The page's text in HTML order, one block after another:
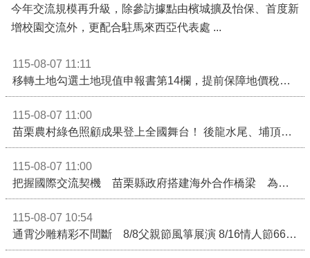
今年交流規模再升級，除參訪據點由檳城擴及怡保、首度新
增校園交流外，更配合駐馬來西亞代表處 ...
115-08-07 11:11
移轉土地勾選土地現值申報書第14欄，提前保障地價稅節稅權益
115-08-07 11:00
苗栗農村綠色照顧成果登上全國舞台！ 後龍水尾、埔頂社區前進2026高齡健康產業博覽會
115-08-07 11:00
把握國際交流契機 苗栗縣政府搭建海外合作橋梁 為在地產業爭取更多國際市場機會
115-08-07 10:54
通霄沙雕精彩不間斷 8/8父親節風箏展演 8/16情人節66對浪漫挑戰送好禮